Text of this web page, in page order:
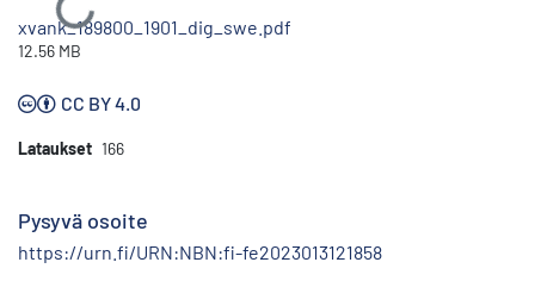
Ladataan...
xvank_189800_1901_dig_swe.pdf
12.56 MB
CC BY 4.0
Lataukset 166
Pysyvä osoite
https://urn.fi/URN:NBN:fi-fe2023013121858